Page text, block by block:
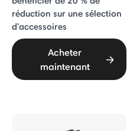
réduction sur une sélection
d'accessoires
Acheter
maintenant